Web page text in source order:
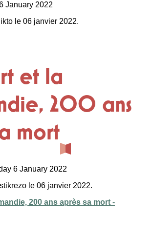
January 2022
le 06 janvier 2022.
et la
200 ans
mort
6 January 2022
le 06 janvier 2022.
200 ans après sa mort -